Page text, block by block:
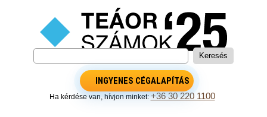
INGYENES CÉGALAPÍTÁS
Ha kérdése van, hívjon minket:+36 30 220 1100